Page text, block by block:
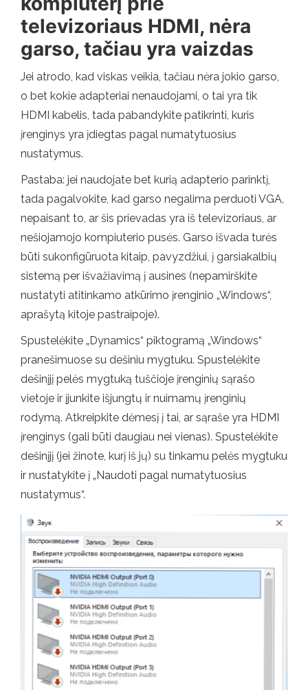
televizoriaus HDMI, nėra
garso, tačiau yra vaizdas
Jei atrodo, kad viskas veikia, tačiau nėra jokio garso,
o bet kokie adapteriai nenaudojami, o tai yra tik
HDMI kabelis, tada pabandykite patikrinti, kuris
įrenginys yra įdiegtas pagal numatytuosius
nustatymus.
Pastaba: jei naudojate bet kurią adapterio parinktį,
tada pagalvokite, kad garso negalima perduoti VGA,
nepaisant to, ar šis prievadas yra iš televizoriaus, ar
nešiojamojo kompiuterio pusės. Garso išvada turės
būti sukonfigūruota kitaip, pavyzdžiui, į garsiakalbių
sistemą per išvažiavimą į ausines (nepamirškite
nustatyti atitinkamo atkūrimo įrenginio „Windows“,
aprašytą kitoje pastraipoje).
Spustelėkite „Dynamics“ piktogramą „Windows“
pranešimuose su dešiniu mygtuku. Spustelėkite
dešinįjį pelės mygtuką tuščioje įrenginių sąrašo
vietoje ir įjunkite išjungtų ir nuimamų įrenginių
rodymą. Atkreipkite dėmesį į tai, ar sąraše yra HDMI
įrenginys (gali būti daugiau nei vienas). Spustelėkite
dešinįjį (jei žinote, kurį iš jų) su tinkamu pelės mygtuku
ir nustatykite į „Naudoti pagal numatytuosius
nustatymus“.